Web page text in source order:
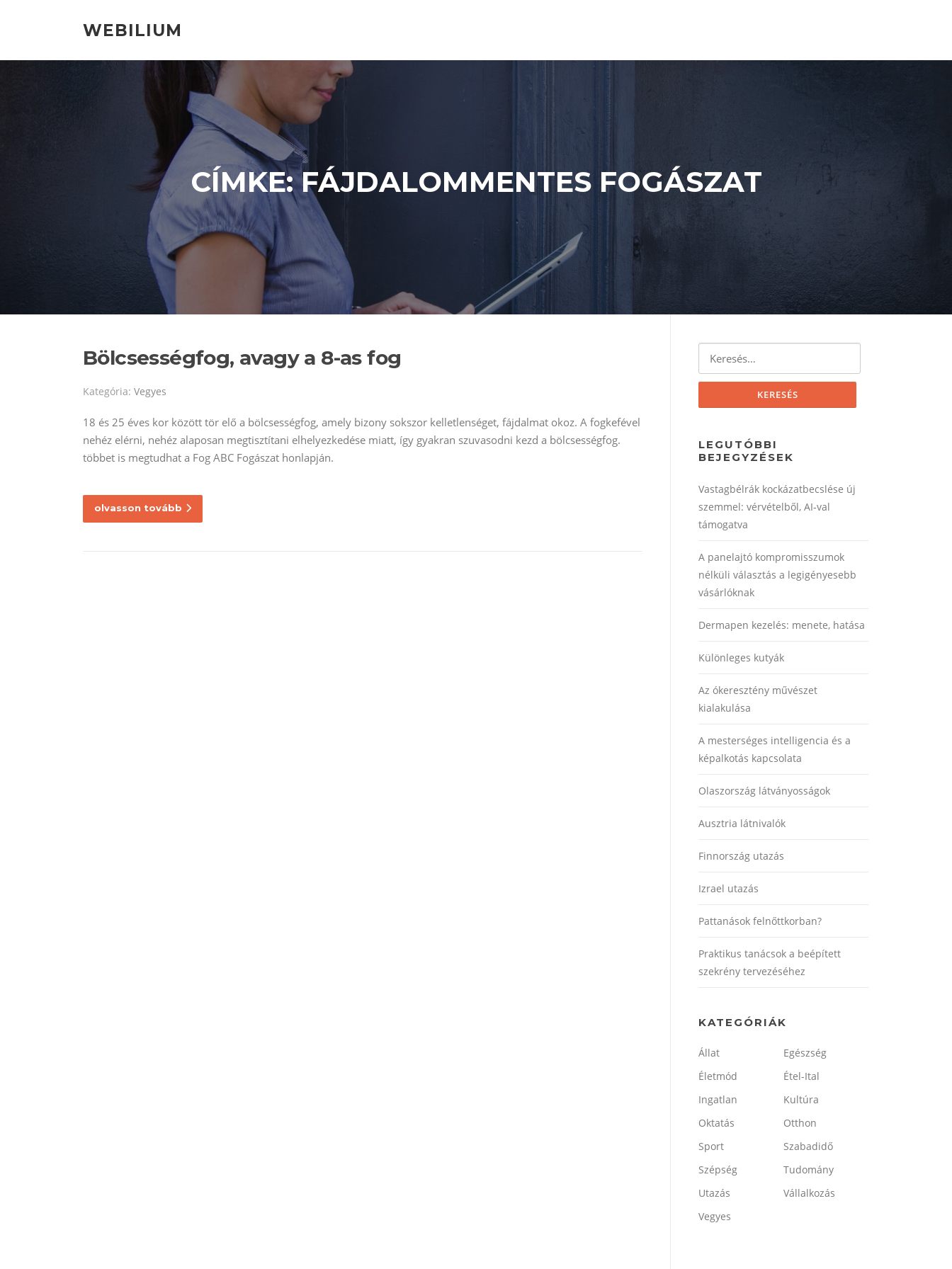
WEBILIUM
CÍMKE:FÁJDALOMMENTES FOGÁSZAT
Bölcsességfog, avagy a 8-as fog
Kategória: Vegyes
18 és 25 éves kor között tör elő a bölcsességfog, amely bizony sokszor kelletlenséget, fájdalmat okoz. A fogkefével
nehéz elérni, nehéz alaposan megtisztítani elhelyezkedése miatt, így gyakran szuvasodni kezd a bölcsességfog.
többet is megtudhat a Fog ABC Fogászat honlapján.
olvasson tovább
LEGUTÓBBI
BEJEGYZÉSEK
Vastagbélrák kockázatbecslése új
szemmel: vérvételből, AI‑val
támogatva
A panelajtó kompromisszumok
nélküli választás a legigényesebb
vásárlóknak
Dermapen kezelés: menete, hatása
Különleges kutyák
Az ókeresztény művészet
kialakulása
A mesterséges intelligencia és a
képalkotás kapcsolata
Olaszország látványosságok
Ausztria látnivalók
Finnország utazás
Izrael utazás
Pattanások felnőttkorban?
Praktikus tanácsok a beépített
szekrény tervezéséhez
KATEGÓRIÁK
Állat
Egészség
Életmód
Étel-Ital
Ingatlan
Kultúra
Oktatás
Otthon
Sport
Szabadidő
Szépség
Tudomány
Utazás
Vállalkozás
Vegyes